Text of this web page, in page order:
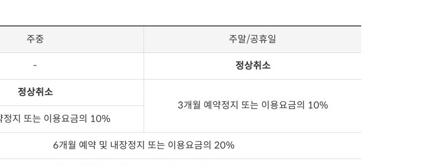
주중 주말/공휴일
- 정상취소
정상취소
3개월 예약정지 또는 이용요금의 10%
정지 또는 이용요금의 10%
6개월 예약 및 내장정지 또는 이용요금의 20%